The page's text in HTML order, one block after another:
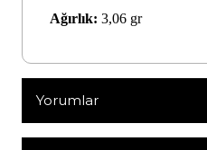
Ağırlık: 3,06 gr
Yorumlar